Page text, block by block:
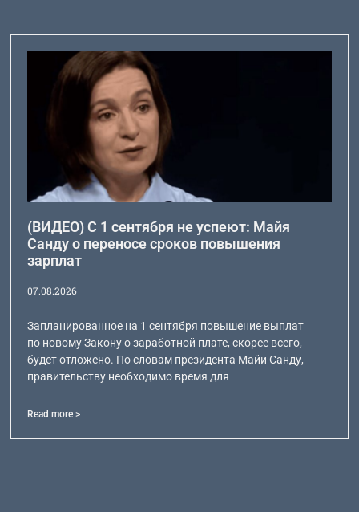
(ВИДЕО) С 1 сентября не успеют: Майя
Санду о переносе сроков повышения
зарплат
07.08.2026
Запланированное на 1 сентября повышение выплат
по новому Закону о заработной плате, скорее всего,
будет отложено. По словам президента Майи Санду,
правительству необходимо время для
Read more >